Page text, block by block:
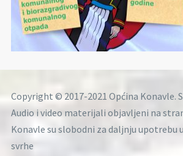
Copyright © 2017-2021 Općina Konavle.
Audio i video materijali objavljeni na
Konavle su slobodni za daljnju upotrebu
svrhe